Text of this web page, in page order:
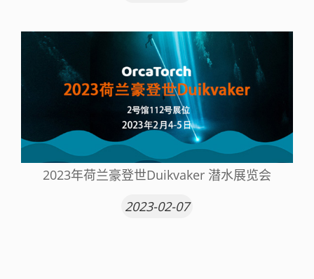
2023年荷兰豪登世Duikvaker 潜水展览会
2023-02-07